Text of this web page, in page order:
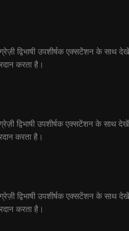
द्विभाषी उपशीर्षक एक्सटेंशन के साथ
करता है।
द्विभाषी उपशीर्षक एक्सटेंशन के साथ
करता है।
द्विभाषी उपशीर्षक एक्सटेंशन के साथ
करता है।